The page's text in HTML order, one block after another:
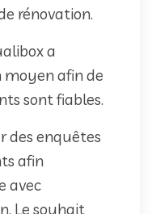
rénovation.
a
moyen afin de
sont fiables.
des enquêtes
afin
avec
Le souhait